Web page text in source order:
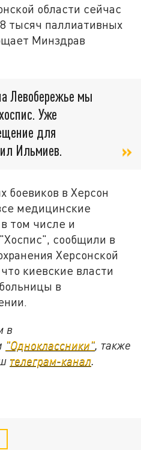
области сейчас
тысяч паллиативных
Минздрав
Левобережье мы
Уже
для
Ильмиев.
боевиков в Херсон
медицинские
том числе и
сообщили в
Херсонской
киевские власти
в
в
"Одноклассники", также
телеграм-канал.